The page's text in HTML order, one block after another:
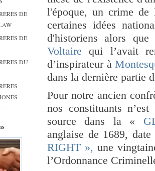
DE
DE
DU
l'époque, un crime de
certaines idées
d'historiens alors
Voltaire qui l’avait
d’inspirateur à
dans la dernière partie
Pour notre ancien
nos constituants
source dans la «
anglaise de 1689,
RIGHT », une
l’Ordonnance